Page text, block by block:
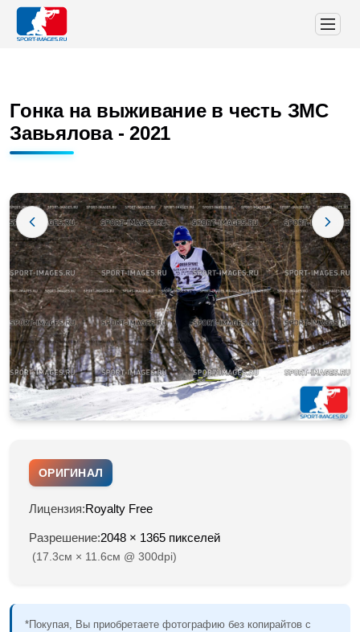
Гонка на выживание в честь ЗМС
Завьялова - 2021
ОРИГИНАЛ
Лицензия:Royalty Free
Разрешение:2048 × 1365 пикселей
(17.3см × 11.6см @ 300dpi)
*Покупая, Вы приобретаете фотографию без копирайтов с